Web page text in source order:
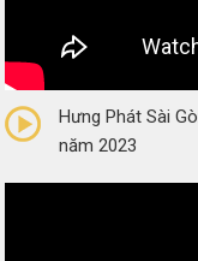
(0 Reviews)
Hưng Phát Sài
năm 2023